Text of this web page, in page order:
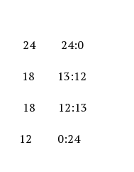
24 24:0
18 13:12
18 12:13
12 0:24